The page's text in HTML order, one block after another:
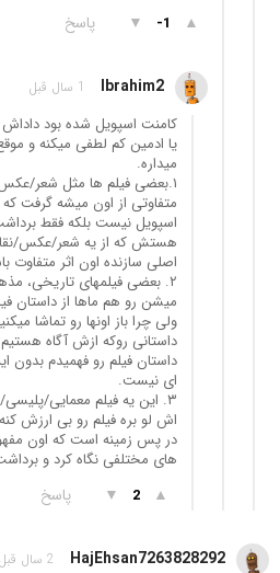
▲
-1
▼ پاسخ
Ibrahim2 1 سال قبل
کامنت اسپویل شده بود
یا ادمین کم لطفی میکنه و
میداره.
۱.بعضی فیلم ها مثل شعر/
متفاوتی از اون میشه گرفت
اسپویل نیست بلکه فقط
هستش که از یه شعر/عکس/
اصلی سازنده اون اثر متفاوت
۲. بعضی فیلمهای تاریخی،
میشن رو هم ماها از داستان
ولی چرا باز اونها رو تماشا
داستانی رو‌که ازش آگاه
داستان فیلم رو فهمیدم بدون
ای نیست.
۳. این یه فیلم معمایی/
اش لو بره فیلم رو بی ارزش
در پس زمینه است که اون
های مختلفی نگاه کرد و
▲
2
▼ پاسخ
HajEhsan7263828292 2 سال قبل